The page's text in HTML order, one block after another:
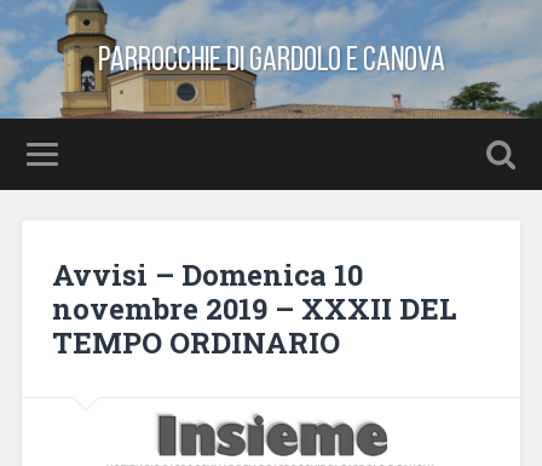
Parrocchie di Gardolo e Canova
Avvisi – Domenica 10
novembre 2019 – XXXII DEL
TEMPO ORDINARIO